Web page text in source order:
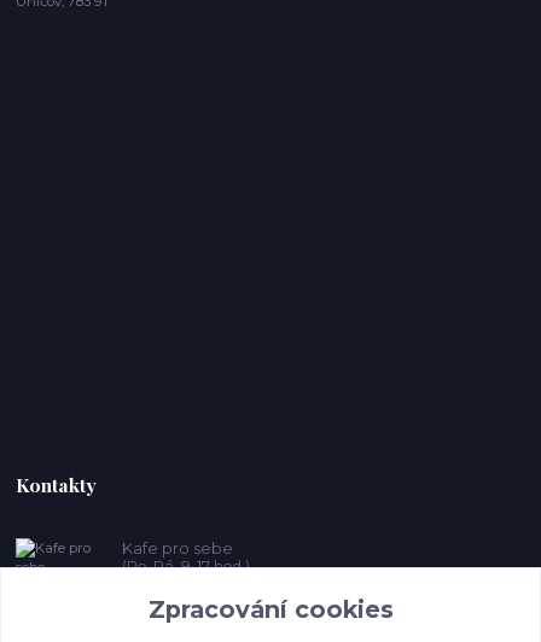
Kontakty
Kafe pro sebe
(Po-Pá, 9-17 hod.)
prosebeunicov@seznam.cz
Zpracování cookies